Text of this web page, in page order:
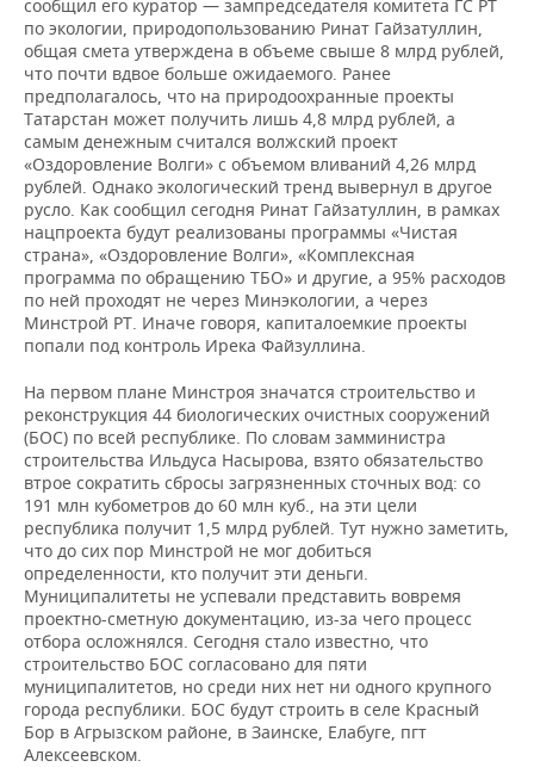
сообщил его куратор — зампредседателя комитета ГС РТ
по экологии, природопользованию Ринат Гайзатуллин,
общая смета утверждена в объеме свыше 8 млрд рублей,
что почти вдвое больше ожидаемого. Ранее
предполагалось, что на природоохранные проекты
Татарстан может получить лишь 4,8 млрд рублей, а
самым денежным считался волжский проект
«Оздоровление Волги» с объемом вливаний 4,26 млрд
рублей. Однако экологический тренд вывернул в другое
русло. Как сообщил сегодня Ринат Гайзатуллин, в рамках
нацпроекта будут реализованы программы «Чистая
страна», «Оздоровление Волги», «Комплексная
программа по обращению ТБО» и другие, а 95% расходов
по ней проходят не через Минэкологии, а через
Минстрой РТ. Иначе говоря, капиталоемкие проекты
попали под контроль Ирека Файзуллина.
На первом плане Минстроя значатся строительство и
реконструкция 44 биологических очистных сооружений
(БОС) по всей республике. По словам замминистра
строительства Ильдуса Насырова, взято обязательство
втрое сократить сбросы загрязненных сточных вод: со
191 млн кубометров до 60 млн куб., на эти цели
республика получит 1,5 млрд рублей. Тут нужно заметить,
что до сих пор Минстрой не мог добиться
определенности, кто получит эти деньги.
Муниципалитеты не успевали представить вовремя
проектно-сметную документацию, из-за чего процесс
отбора осложнялся. Сегодня стало известно, что
строительство БОС согласовано для пяти
муниципалитетов, но среди них нет ни одного крупного
города республики. БОС будут строить в селе Красный
Бор в Агрызском районе, в Заинске, Елабуге, пгт
Алексеевском.